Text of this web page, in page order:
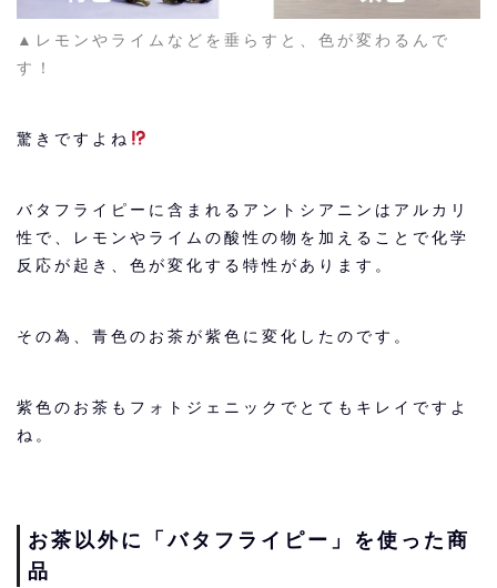
▲レモンやライムなどを垂らすと、色が変わるんで
す！
驚きですよね
バタフライピーに含まれるアントシアニンはアルカリ
性で、レモンやライムの酸性の物を加えることで化学
反応が起き、色が変化する特性があります。
その為、青色のお茶が紫色に変化したのです。
紫色のお茶もフォトジェニックでとてもキレイですよ
ね。
お茶以外に「バタフライピー」を使った商
品